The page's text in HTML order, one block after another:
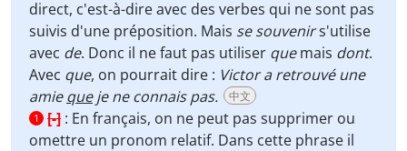
direct, c'est-à-dire avec des verbes qui ne sont pas
suivis d'une préposition. Mais se souvenirs'utilise
avec de. Donc il ne faut pas utiliser quemais dont.
Avec que, on pourrait dire : Victor a retrouvé une
amiequeje ne connais pas. 中文
1 [-] : En français, on ne peut pas supprimer ou
omettre un pronom relatif. Dans cette phrase il